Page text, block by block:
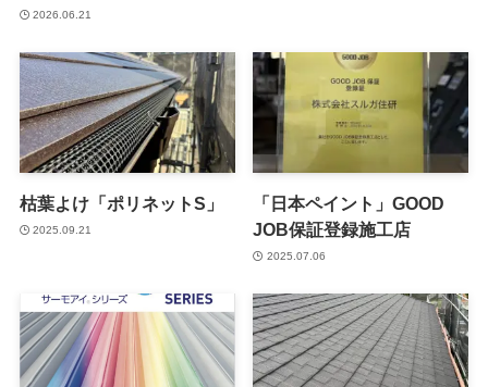
2026.06.21
枯葉よけ「ポリネットS」
2025.09.21
「日本ペイント」GOOD
JOB保証登録施工店
2025.07.06